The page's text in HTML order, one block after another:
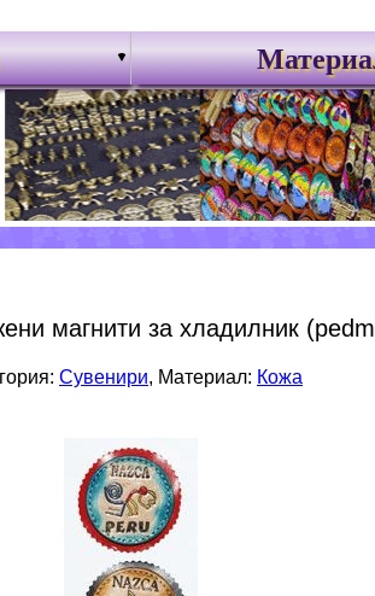
магнити за хладилник
Сувенири, Материал: Кожа